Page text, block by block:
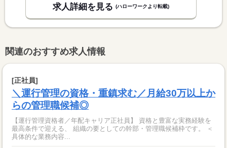
求人詳細を見る (ハローワークより転載)
関連のおすすめ求人情報
[正社員]
＼運行管理の資格・重鎮求む／月給30万以上か
らの管理職候補◎
【運行管理資格者／年配キャリア正社員】 資格と豊富な実務経験を
最高条件で迎える、 組織の要としての幹部・管理職候補枠です。 ＜
具体的な業務内容...